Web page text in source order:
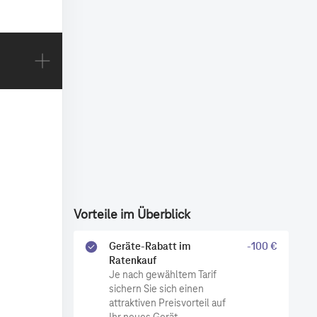
Vorteile im Überblick
Geräte-Rabatt im
Ratenkauf
Je nach gewähltem Tarif
sichern Sie sich einen
attraktiven Preisvorteil auf
-100 €